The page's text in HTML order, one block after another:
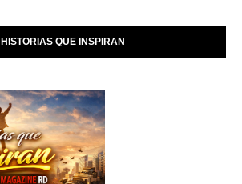
HISTORIAS QUE INSPIRAN